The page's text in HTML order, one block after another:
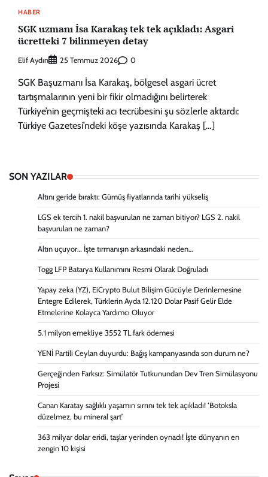
HABER
SGK uzmanı İsa Karakaş tek tek açıkladı: Asgari
ücretteki 7 bilinmeyen detay
Elif Aydın 25 Temmuz 2026 0
SGK Başuzmanı İsa Karakaş, bölgesel asgari ücret
tartışmalarının yeni bir fikir olmadığını belirterek
Türkiye’nin geçmişteki acı tecrübesini şu sözlerle aktardı:
Türkiye Gazetesi’ndeki köşe yazısında Karakaş […]
SON YAZILAR
Altını geride bıraktı: Gümüş fiyatlarında tarihi yükseliş
LGS ek tercih 1. nakil başvuruları ne zaman bitiyor? LGS 2. nakil
başvuruları ne zaman?
Altın uçuyor… İşte tırmanışın arkasındaki neden…
Togg LFP Batarya Kullanımını Resmi Olarak Doğruladı
Yapay zeka (YZ), EiCrypto Bulut Bilişim Gücüyle Derinlemesine
Entegre Edilerek, Türklerin Ayda 12.120 Dolar Pasif Gelir Elde
Etmelerine Kolayca Yardımcı Oluyor
5.1 milyon emekliye 3552 TL fark ödemesi
YENİ Partili Ceylan duyurdu: Bağış kampanyasında son durum ne?
Gerçeğinden Farksız: Simülatör Tutkunundan Dev Tren Simülasyonu
Projesi
Canan Karatay sağlıklı yaşamın sırrını tek tek açıkladı! ‘Botoksla
düzelmez, bu mineral şart’
363 milyar dolar eridi, taşlar yerinden oynadı! İşte dünyanın en
zengin 10 kişisi